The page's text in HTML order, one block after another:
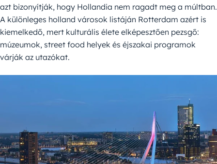
azt bizonyítják, hogy Hollandia nem ragadt meg a múltban.
A különleges holland városok listáján Rotterdam azért is
kiemelkedő, mert kulturális élete elképesztően pezsgő:
múzeumok, street food helyek és éjszakai programok
várják az utazókat.